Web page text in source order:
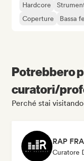
Hardcore
Coperture
Bassa
Potrebbero
curatori/
Perché stai
Curatore